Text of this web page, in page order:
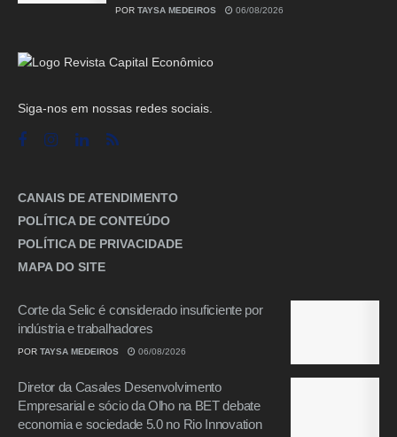
POR TAYSA MEDEIROS 06/08/2026
Siga-nos em nossas redes sociais.
CANAIS DE ATENDIMENTO
POLÍTICA DE CONTEÚDO
POLÍTICA DE PRIVACIDADE
MAPA DO SITE
Corte da Selic é considerado insuficiente por
indústria e trabalhadores
POR TAYSA MEDEIROS 06/08/2026
Diretor da Casales Desenvolvimento
Empresarial e sócio da Olho na BET debate
economia e sociedade 5.0 no Rio Innovation